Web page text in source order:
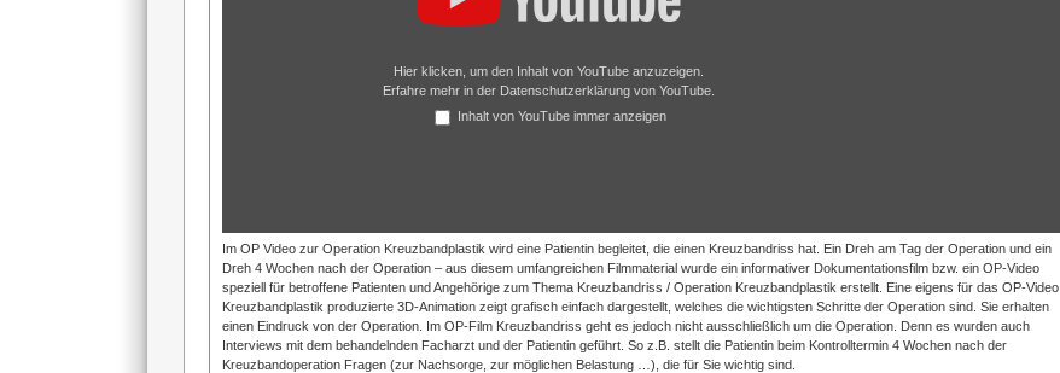
Hier klicken, um den Inhalt von YouTube anzuzeigen.
Erfahre mehr in der Datenschutzerklärung von YouTube.
Inhalt von YouTube immer anzeigen
Im OP Video zur Operation Kreuzbandplastik wird eine Patientin begleitet, die einen Kreuzbandriss hat. Ein Dreh am Tag der Operation und ein
Dreh 4 Wochen nach der Operation – aus diesem umfangreichen Filmmaterial wurde ein informativer Dokumentationsfilm bzw. ein OP-Video
speziell für betroffene Patienten und Angehörige zum Thema Kreuzbandriss / Operation Kreuzbandplastik erstellt. Eine eigens für das OP-Video
Kreuzbandplastik produzierte 3D-Animation zeigt grafisch einfach dargestellt, welches die wichtigsten Schritte der Operation sind. Sie erhalten
einen Eindruck von der Operation. Im OP-Film Kreuzbandriss geht es jedoch nicht ausschließlich um die Operation. Denn es wurden auch
Interviews mit dem behandelnden Facharzt und der Patientin geführt. So z.B. stellt die Patientin beim Kontrolltermin 4 Wochen nach der
Kreuzbandoperation Fragen (zur Nachsorge, zur möglichen Belastung …), die für Sie wichtig sind.